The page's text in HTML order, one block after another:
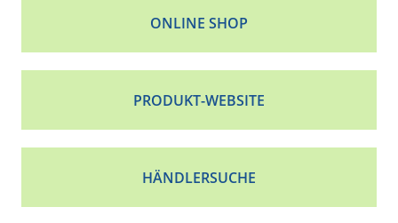
ONLINE SHOP
PRODUKT-WEBSITE
HÄNDLERSUCHE